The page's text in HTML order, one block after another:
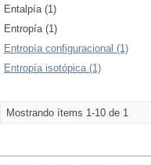
Entalpía (1)
Entropía (1)
Entropía configuracional (1)
Entropía isotópica (1)
Mostrando ítems 1-10 de 1